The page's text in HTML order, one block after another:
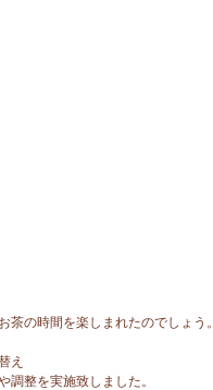
の時間を楽しまれたのでしょう。
え
調整を実施致しました。